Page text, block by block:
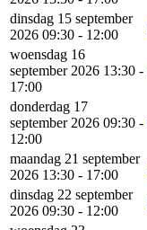
dinsdag 15 september
2026 09:30 - 12:00
woensdag 16
september 2026 13:30 -
17:00
donderdag 17
september 2026 09:30 -
12:00
maandag 21 september
2026 13:30 - 17:00
dinsdag 22 september
2026 09:30 - 12:00